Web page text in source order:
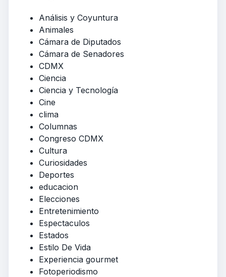
Análisis y Coyuntura
Animales
Cámara de Diputados
Cámara de Senadores
CDMX
Ciencia
Ciencia y Tecnología
Cine
clima
Columnas
Congreso CDMX
Cultura
Curiosidades
Deportes
educacion
Elecciones
Entretenimiento
Espectaculos
Estados
Estilo De Vida
Experiencia gourmet
Fotoperiodismo